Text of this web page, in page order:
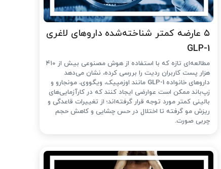
۵ عارضه کمتر شناخته‌شده داروهای لاغری
GLP-1
مطالعه‌ای تازه که با استفاده از هوش مصنوعی بیش از ۴۱۰
هزار پست کاربران ردیت را بررسی کرده، نشان می‌دهد
داروهای خانواده GLP-1 مانند اوزمپیک، ویگووی، مونجارو و
زپ‌باند ممکن است عوارضی ایجاد کنند که در کارآزمایی‌های
بالینی کمتر مورد توجه قرار گرفته‌اند؛ از تغییرات قاعدگی و
ریزش مو گرفته تا اختلال در حس چشایی و کاهش حجم
چربی صورت.